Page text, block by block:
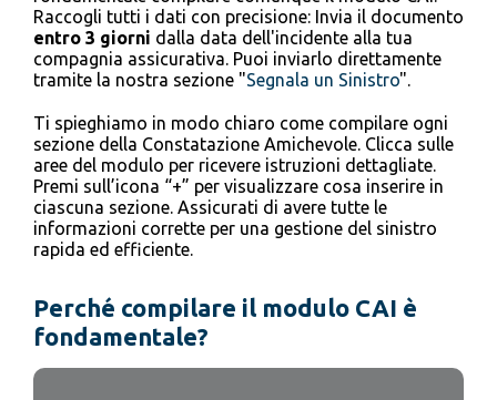
Raccogli tutti i dati con precisione: Invia il documento
entro 3 giorni dalla data dell'incidente alla tua
compagnia assicurativa. Puoi inviarlo direttamente
tramite la nostra sezione "Segnala un Sinistro".
Ti spieghiamo in modo chiaro come compilare ogni
sezione della Constatazione Amichevole. Clicca sulle
aree del modulo per ricevere istruzioni dettagliate.
Premi sull’icona “+” per visualizzare cosa inserire in
ciascuna sezione. Assicurati di avere tutte le
informazioni corrette per una gestione del sinistro
rapida ed efficiente.
Perché compilare il modulo CAI è
fondamentale?